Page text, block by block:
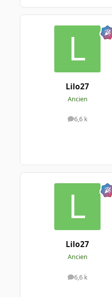
Lilo27
Ancien
6,6 k
messages
Lilo27
Ancien
6,6 k
messages